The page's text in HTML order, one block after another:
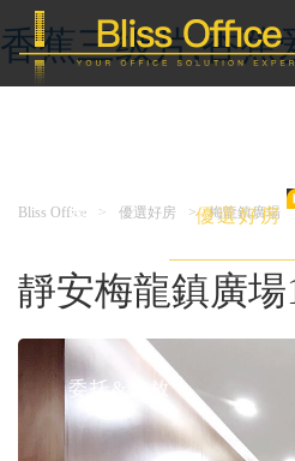
香蕉三级片,香蕉
首 頁 優選好房
委托&投放
Bliss Office > 優選好房 > 梅龍鎮廣場
靜安梅龍鎮廣場